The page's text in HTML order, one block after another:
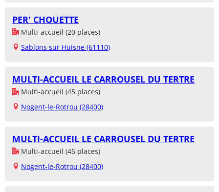
PER' CHOUETTE
Multi-accueil (20 places)
Sablons sur Huisne (61110)
MULTI-ACCUEIL LE CARROUSEL DU TERTRE
Multi-accueil (45 places)
Nogent-le-Rotrou (28400)
MULTI-ACCUEIL LE CARROUSEL DU TERTRE
Multi-accueil (45 places)
Nogent-le-Rotrou (28400)